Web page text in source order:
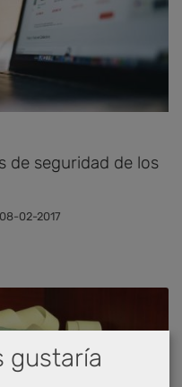
de seguridad de los
08-02-2017
gustaría